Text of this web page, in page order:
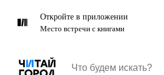
Откройте в приложении
Место встречи с книгами